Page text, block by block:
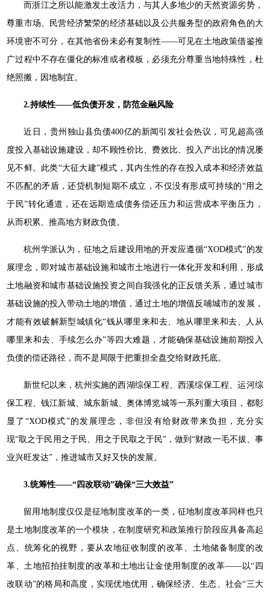
而浙江之所以能激发土改活力，与其人多地少的天然资源劣势，
尊重市场、民营经济繁荣的经济基础以及公共服务型的政府角色的大
环境密不可分，在其他省份未必有复制性——可见在土地政策借鉴推
广过程中不存在僵化的标准或者模板，必须充分尊重当地特殊性，杜
绝照搬，因地制宜。
2.持续性——低负债开发，防范金融风险
近日，贵州独山县负债400亿的新闻引发社会热议，可见超高强
度投入基础设施建设，却不顾性价比、费效比、投入产出比的情况屡
见不鲜。此类“大征大建”模式，其内生性的存在投入成本和经济效益
不匹配的矛盾，还贷机制短期不成立，不仅没有形成可持续的“用之
于民”转化通道，还在远期造成债务偿还压力和运营成本平衡压力，
从而积累、推高地方财政负债。
杭州学派认为，征地之后建设用地的开发应遵循“XOD模式”的发
展理念，即对城市基础设施和城市土地进行一体化开发和利用，形成
土地融资和城市基础设施投资之间自我强化的正反馈关系，通过城市
基础设施的投入带动土地的增值，通过土地的增值反哺城市的发展，
才能有效破解新型城镇化“钱从哪里来和去、地从哪里来和去、人从
哪里来和去、手续怎么办”等四大难题，才能确保基础设施前期投入
负债的偿还路径，而不是局限于把重担全盘交给财政托底。
新世纪以来，杭州实施的西湖综保工程、西溪综保工程、运河综
保工程、钱江新城、城东新城、奥体博览城等一系列重大项目，都彰
显了“XOD模式”的发展理念，非但没有给财政带来负担，充分实
现“取之于民用之于民、用之于民取之于民”，做到“财政一毛不拔、事
业兴旺发达”，推进城市又好又快的发展。
3.统筹性——“四改联动”确保“三大效益”
留用地制度仅仅是征地制度改革的一类，征地制度改革同样也只
是土地制度改革的一个模块，在制度研究和政策推行阶段应具备高起
点、统筹化的视野，要从农地征收制度的改革、土地储备制度的改
革、土地招拍挂制度的改革和土地出让金使用制度的改革——以“四
改联动”的格局和高度，实现优地优用，确保经济、生态、社会“三大